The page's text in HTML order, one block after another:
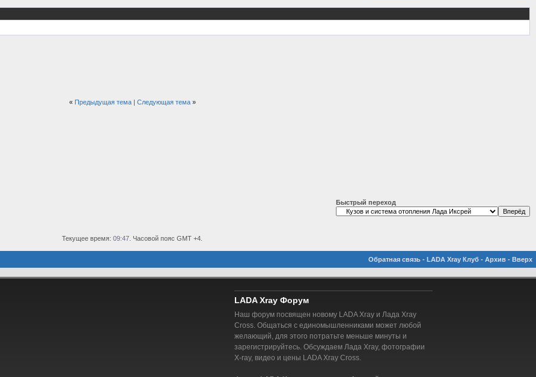
« Предыдущая тема| Следующая тема »
Быстрый переход
Текущее время: 09:47 . Часовой пояс GMT +4.
Обратная связь - LADA Xray Клуб - Архив - Вверх
LADA Xray Форум
Наш форум посвящен новому LADA Xray и Лада Xray
Cross. Общаться с единомышленниками может любой
желающий, для этого потратьте меньше минуты и
зарегистрируйтесь. Обсуждаем Лада Xray, фотографии
X-ray, видео и цены LADA Xray Cross.